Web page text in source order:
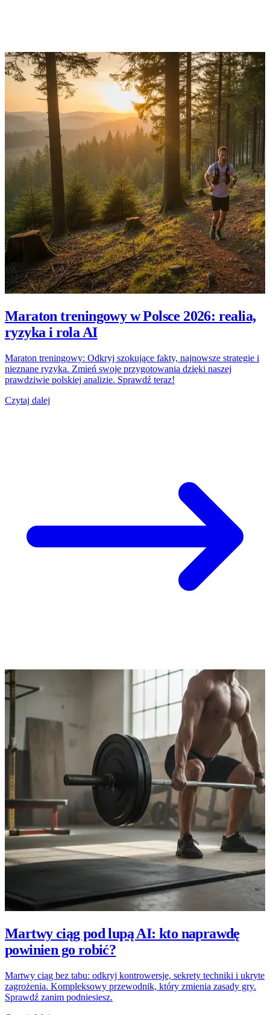
Maraton treningowy w Polsce 2026: realia,
ryzyka i rola AI
Maraton treningowy: Odkryj szokujące fakty, najnowsze strategie i
nieznane ryzyka. Zmień swoje przygotowania dzięki naszej
prawdziwie polskiej analizie. Sprawdź teraz!
Czytaj dalej
Martwy ciąg pod lupą AI: kto naprawdę
powinien go robić?
Martwy ciąg bez tabu: odkryj kontrowersje, sekrety techniki i ukryte
zagrożenia. Kompleksowy przewodnik, który zmienia zasady gry.
Sprawdź zanim podniesiesz.